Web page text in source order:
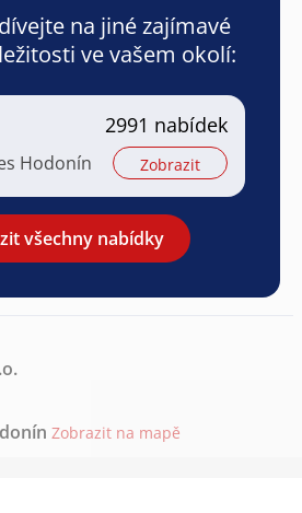
na jiné zajímavé
ve vašem okolí:
Hodonín
2991 nabídek
Zobrazit
všechny nabídky
Zobrazit na mapě